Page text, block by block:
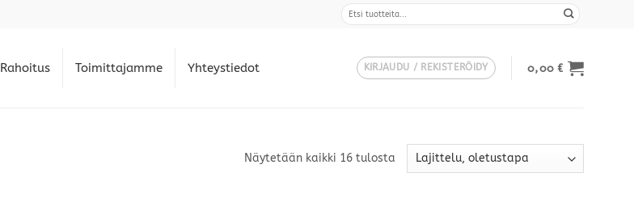
Rahoitus Toimittajamme Yhteystiedot KIRJAUDU / REKISTERÖIDY 0,00€
Näytetään kaikki 16 tulosta